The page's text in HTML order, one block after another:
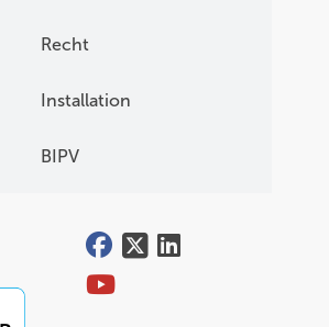
Recht
Installation
BIPV